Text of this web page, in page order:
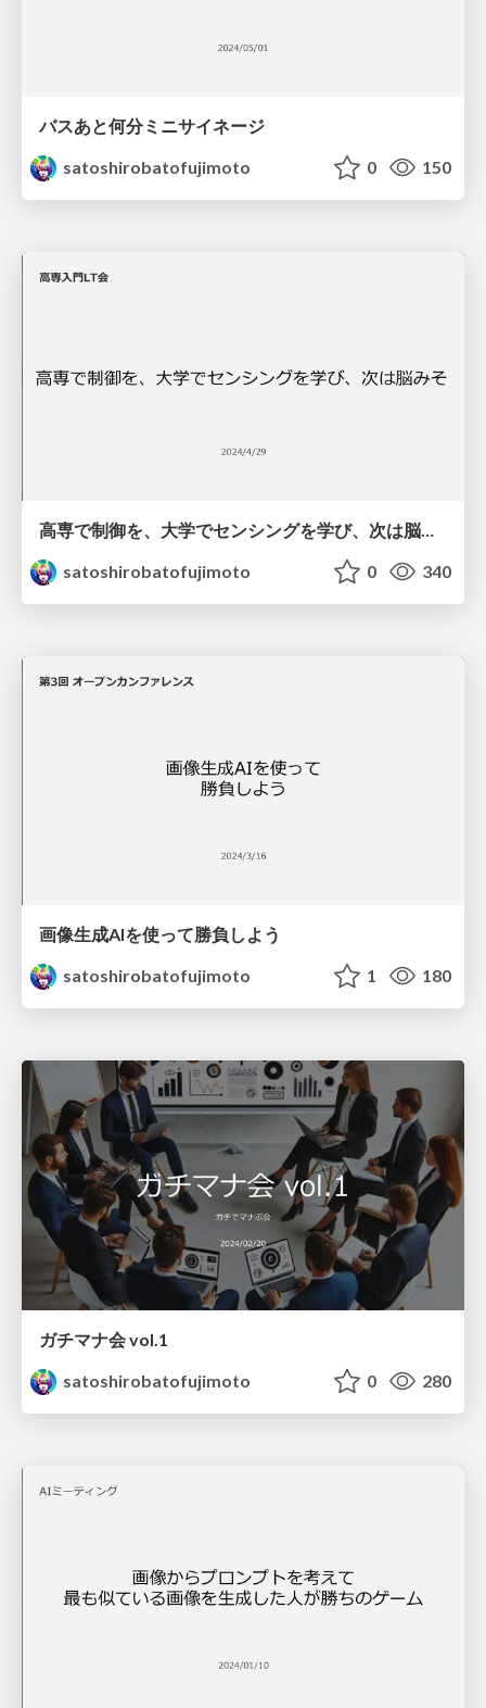
バスあと何分ミニサイネージ
satoshirobatofujimoto
0 150
高専で制御を、大学でセンシングを学び、次は脳みそ
satoshirobatofujimoto
0 340
画像生成AIを使って勝負しよう
satoshirobatofujimoto
1 180
ガチマナ会 vol.1
satoshirobatofujimoto
0 280